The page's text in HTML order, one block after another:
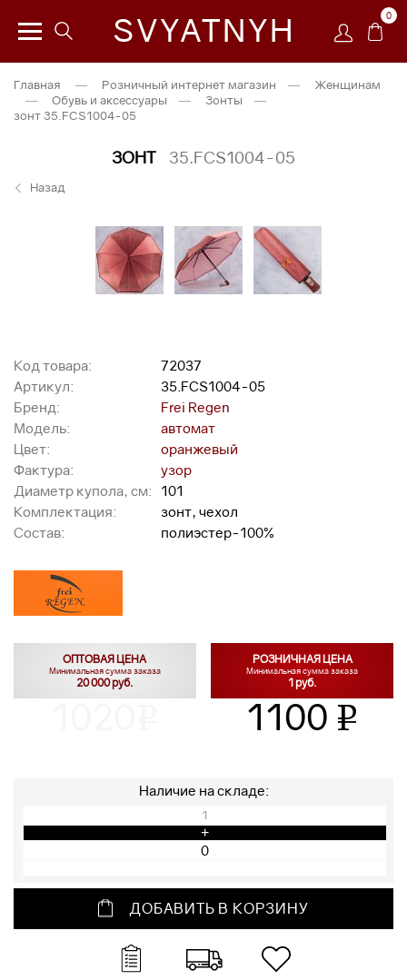
SVYATNYH 0
Главная — Розничный интернет магазин —
Женщинам
—
Обувь и аксессуары — Зонты
—
зонт 35.FCS1004-05
ЗОНТ 35.FCS1004-05
Назад
Код товара:
72037
Артикул:
35.FCS1004-05
Бренд:
Frei Regen
Модель:
автомат
Цвет:
оранжевый
Фактура:
узор
Диаметр купола, см:
101
Комплектация:
зонт, чехол
Состав:
полиэстер-100%
ОПТОВАЯ ЦЕНА
Минимальная сумма заказа
20 000 руб.
РОЗНИЧНАЯ ЦЕНА
Минимальная сумма заказа
1 руб.
1100 v
Наличие на складе:
1
+
ДОБАВИТЬ В КОРЗИНУ